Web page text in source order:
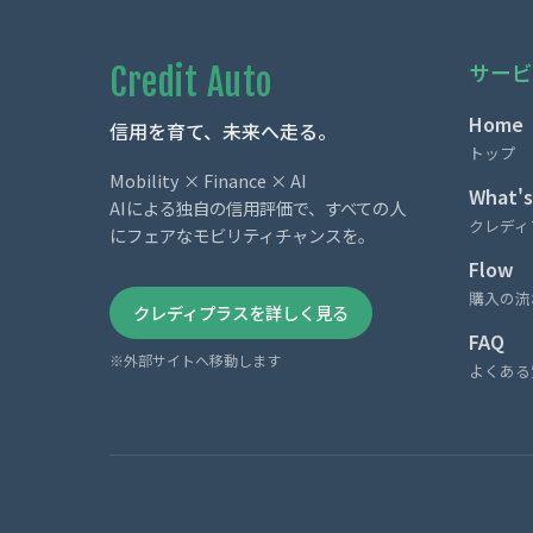
Credit Auto
信用を育て、未来へ走る。
Mobility × Finance × AI
AIによる独自の信用評価で、すべての人
にフェアなモビリティチャンスを。
クレディプラスを詳しく見る
※外部サイトへ移動します
サー
Home
トップ
クレデ
Flow
購入の
FAQ
よくあ